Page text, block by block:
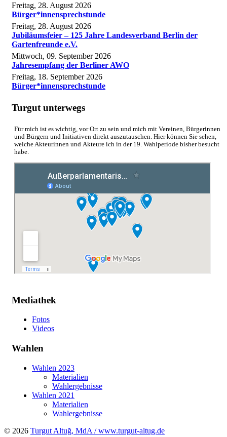
Freitag, 28. August 2026
Bürger*innensprechstunde
Freitag, 28. August 2026
Jubiläumsfeier – 125 Jahre Landesverband Berlin der
Gartenfreunde e.V.
Mittwoch, 09. September 2026
Jahresempfang der Berliner AWO
Freitag, 18. September 2026
Bürger*innensprechstunde
Turgut unterwegs
Für mich ist es wichtig, vor Ort zu sein und mich mit Vereinen, Bürgerinnen
und Bürgern und Initiativen direkt auszutauschen. Hier können Sie sehen,
welche Akteurinnen und Akteure ich in der 19. Wahlperiode bisher besucht
habe.
Mediathek
Fotos
Videos
Wahlen
Wahlen 2023
Materialien
Wahlergebnisse
Wahlen 2021
Materialien
Wahlergebnisse
© 2026 Turgut Altuğ, MdA / www.turgut-altug.de